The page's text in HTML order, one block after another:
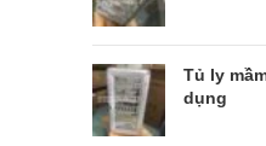
Tủ ly
dụng